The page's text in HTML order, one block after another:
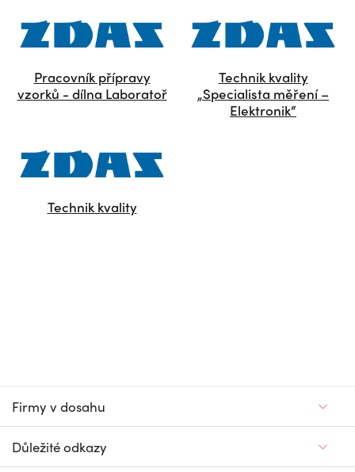
Pracovník přípravy
vzorků - dílna Laboratoř
Technik kvality
„Specialista měření –
Elektronik“
Technik kvality
Firmy v dosahu
Důležité odkazy